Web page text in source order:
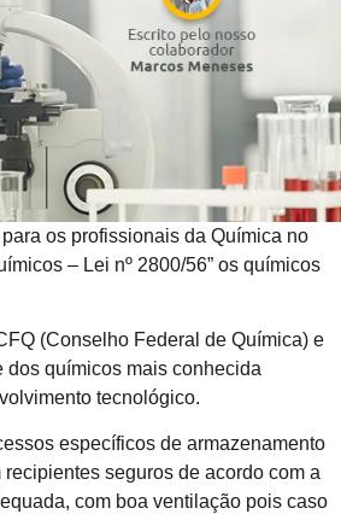
os profissionais da Química no
– Lei nº 2800/56” os químicos
(Conselho Federal de Química) e
químicos mais conhecida
tecnológico.
específicos de armazenamento
seguros de acordo com a
com boa ventilação pois caso